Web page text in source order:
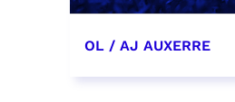
OL / AJ AUXERRE